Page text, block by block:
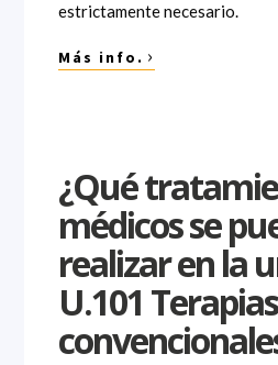
estrictamente necesario.
Más info. ›
¿Qué
médicos se
realizar en la
U.101